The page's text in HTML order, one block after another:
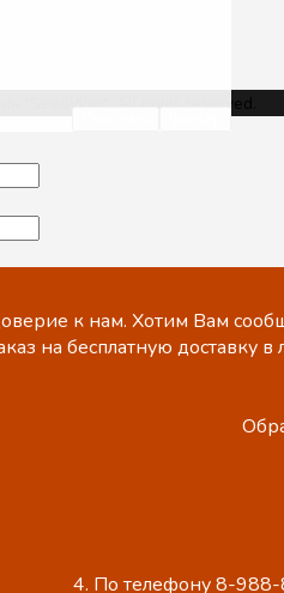
"SeedWay". All rights reserved.
к нам. Хотим Вам
на бесплатную доставку
4. По телефону 8-988-